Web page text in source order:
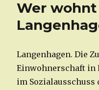
Wer
Langenhagen. Die
Einwohnerschaft in
im Sozialausschuss